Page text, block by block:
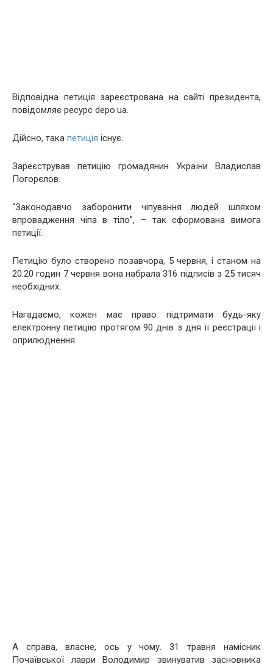
Відповідна петиція зареєстрована на сайті президента,
повідомляє ресурс depo.ua.
Дійсно, така петиція існує.
Зареєстрував петицію громадянин України Владислав
Погорєлов.
“Законодавчо заборонити чіпування людей шляхом
впровадження чіпа в тіло”, – так сформована вимога
петиції.
Петицію було створено позавчора, 5 червня, і станом на
20:20 годин 7 червня вона набрала 316 підписів з 25 тисяч
необхідних.
Нагадаємо, кожен має право підтримати будь-яку
електронну петицію протягом 90 днів з дня її реєстрації і
оприлюднення.
А справа, власне, ось у чому. 31 травня намісник
Почаївської лаври Володимир звинуватив засновника